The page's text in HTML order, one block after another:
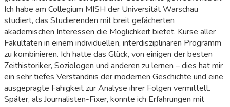
Ich habe am Collegium MISH der Universität Warschau
studiert, das Studierenden mit breit gefächerten
akademischen Interessen die Möglichkeit bietet, Kurse aller
Fakultäten in einem individuellen, interdisziplinären Programm
zu kombinieren. Ich hatte das Glück, von einigen der besten
Zeithistoriker, Soziologen und anderen zu lernen – dies hat mir
ein sehr tiefes Verständnis der modernen Geschichte und eine
ausgeprägte Fähigkeit zur Analyse ihrer Folgen vermittelt.
Später, als Journalisten-Fixer, konnte ich Erfahrungen mit